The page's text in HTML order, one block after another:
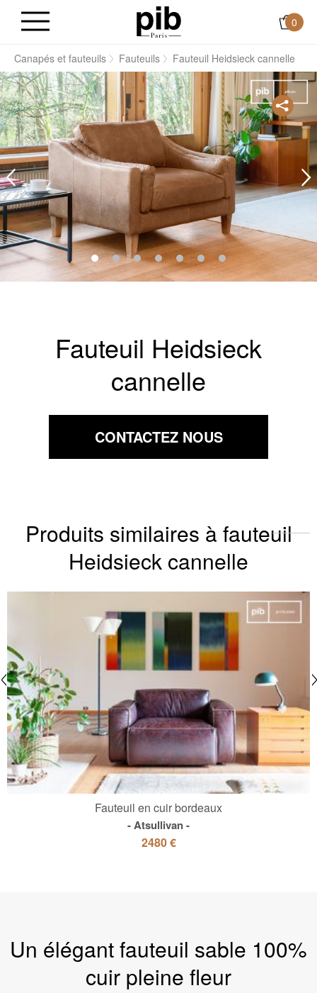
0
Canapés et fauteuils Fauteuils Fauteuil Heidsieck cannelle
Fauteuil Heidsieck
cannelle
CONTACTEZ NOUS
Produits similaires à fauteuil
Heidsieck cannelle
Fauteuil en cuir bordeaux
Atsullivan
2480 €
Un élégant fauteuil sable 100%
cuir pleine fleur